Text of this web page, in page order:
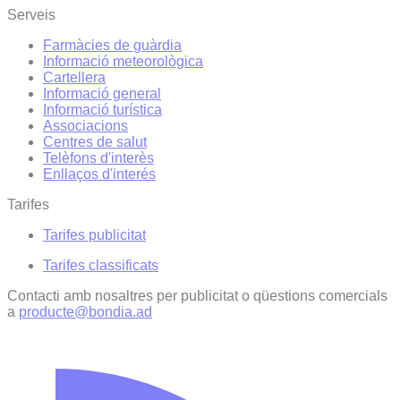
Serveis
Farmàcies de guàrdia
Informació meteorològica
Cartellera
Informació general
Informació turística
Associacions
Centres de salut
Telèfons d'interès
Enllaços d'interés
Tarifes
Tarifes publicitat
Tarifes classificats
Contacti amb nosaltres per publicitat o qüestions comercials
a producte@bondia.ad